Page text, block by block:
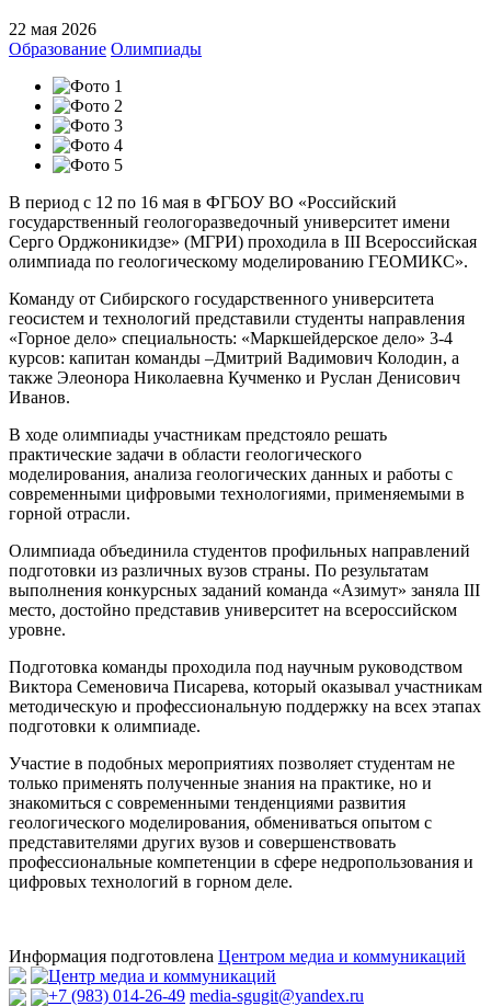
22 мая 2026
Образование Олимпиады
В период с 12 по 16 мая в ФГБОУ ВО «Российский
государственный геологоразведочный университет имени
Серго Орджоникидзе» (МГРИ) проходила в III Всероссийская
олимпиада по геологическому моделированию ГЕОМИКС».
Команду от Сибирского государственного университета
геосистем и технологий представили студенты направления
«Горное дело» специальность: «Маркшейдерское дело» 3-4
курсов: капитан команды –Дмитрий Вадимович Колодин, а
также Элеонора Николаевна Кучменко и Руслан Денисович
Иванов.
В ходе олимпиады участникам предстояло решать
практические задачи в области геологического
моделирования, анализа геологических данных и работы с
современными цифровыми технологиями, применяемыми в
горной отрасли.
Олимпиада объединила студентов профильных направлений
подготовки из различных вузов страны. По результатам
выполнения конкурсных заданий команда «Азимут» заняла III
место, достойно представив университет на всероссийском
уровне.
Подготовка команды проходила под научным руководством
Виктора Семеновича Писарева, который оказывал участникам
методическую и профессиональную поддержку на всех этапах
подготовки к олимпиаде.
Участие в подобных мероприятиях позволяет студентам не
только применять полученные знания на практике, но и
знакомиться с современными тенденциями развития
геологического моделирования, обмениваться опытом с
представителями других вузов и совершенствовать
профессиональные компетенции в сфере недропользования и
цифровых технологий в горном деле.
Информация подготовлена Центром медиа и коммуникаций
Центр медиа и коммуникаций
+7 (983) 014-26-49 media-sgugit@yandex.ru